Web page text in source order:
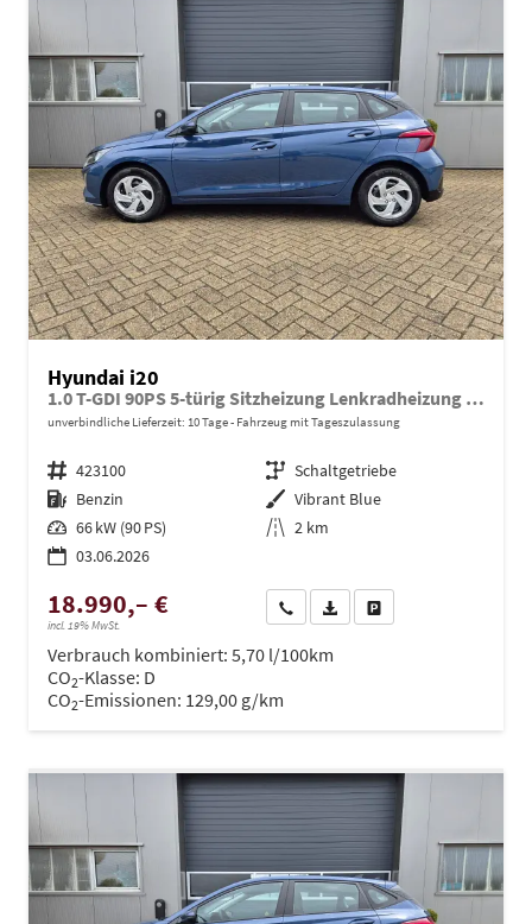
Hyundai i20
1.0 T-GDI 90PS 5-türig Sitzheizung Lenkradheizung Rückf.Kamera PDC Klima Apple CarPlay Android Auto Tempomat Touchscreen
unverbindliche Lieferzeit: 10 Tage Fahrzeug mit Tageszulassung
Fahrzeugnr. 423100 Getriebe Schaltgetriebe
Kraftstoff Benzin Außenfarbe Vibrant Blue
Leistung 66 kW (90 PS) Kilometerstand 2 km
03.06.2026
18.990,– €
incl. 19% MwSt.
Wir rufen Sie anPDF-Datei, Fahrzeugexposé
Verbrauch kombiniert: 5,70 l/100km
CO2-Klasse: D
CO2-Emissionen: 129,00 g/km